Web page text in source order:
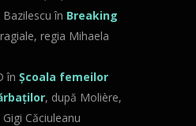
în Breaking
regia Mihaela
în Școala femeilor
, după Molière,
Căciuleanu